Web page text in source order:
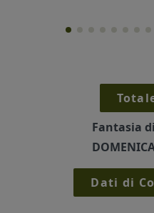
Fantasia
Dati di